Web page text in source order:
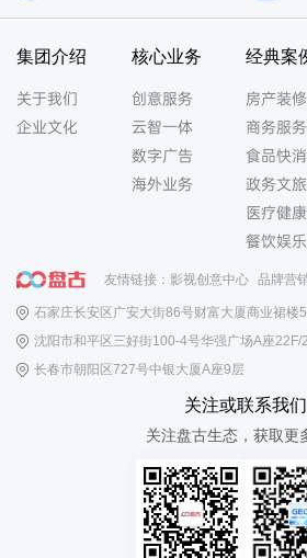
集团介绍
关于我们
企业文化
核心业务
创意服务
云智一体
数字广告
海外业务
经典案
房产装修
商务服务
食品快消
政务文旅
医疗健康
餐饮娱乐
友情链接： 影视创意中心 品牌营
石家庄长安区广安大街86号财富大厦商业裙楼
沈阳市和平区三好街100-4号华强广场A座22F/
长春市朝阳区727号中银大厦A座9层
关注或联系我们
关注盘古生态，获取更